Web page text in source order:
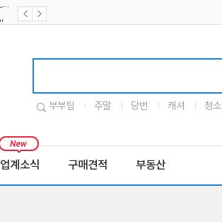
부부팀 주말 당번 캐셔 청소
업계소식 구매견적 부동산